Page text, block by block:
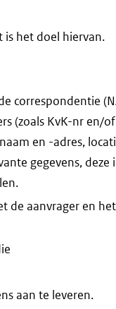
is het doel hiervan.
correspondentie
(zoals KvK-nr en/
en -adres,
gegevens,
de aanvrager en
aan te leveren.